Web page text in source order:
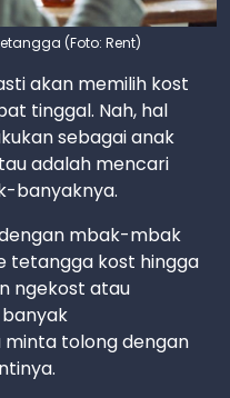
(Foto: Rent)
akan memilih kost
tinggal. Nah, hal
sebagai anak
adalah mencari
banyaknya.
mbak-mbak
tetangga kost hingga
ngekost atau
minta tolong dengan